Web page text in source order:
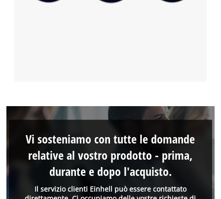
Il servizio clienti Einhell può essere contattato
Vi sosteniamo con tutte le domande
relative al vostro prodotto - prima,
durante e dopo l'acquisto.